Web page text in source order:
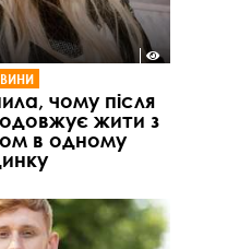
чому після
жити з
в одному